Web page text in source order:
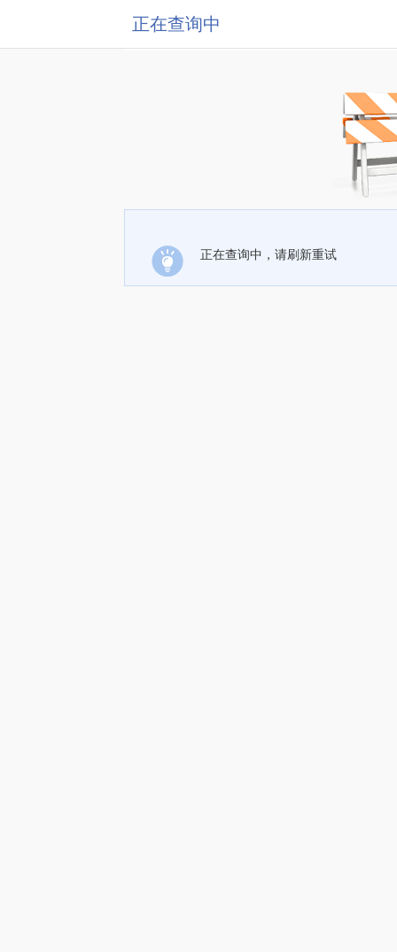
正在查询中
正在查询中，请刷新重试